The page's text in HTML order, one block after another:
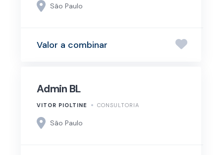
São Paulo
Valor a combinar
Admin BL
VITOR PIOLTINE CONSULTORIA
São Paulo